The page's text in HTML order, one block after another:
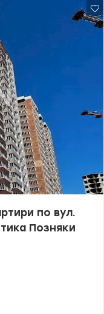
водяна тепла
наявний
сантехніка,
встановлені
Також, є можливість
житловий комплекс,
простору,
наповнені
дуже гарний
двір. На території
та
майданчики. Поруч
транспорту,
із міським пляжем
територія, охорона,
10 хвилин до
133000 у.о.
по вул.
Позняки